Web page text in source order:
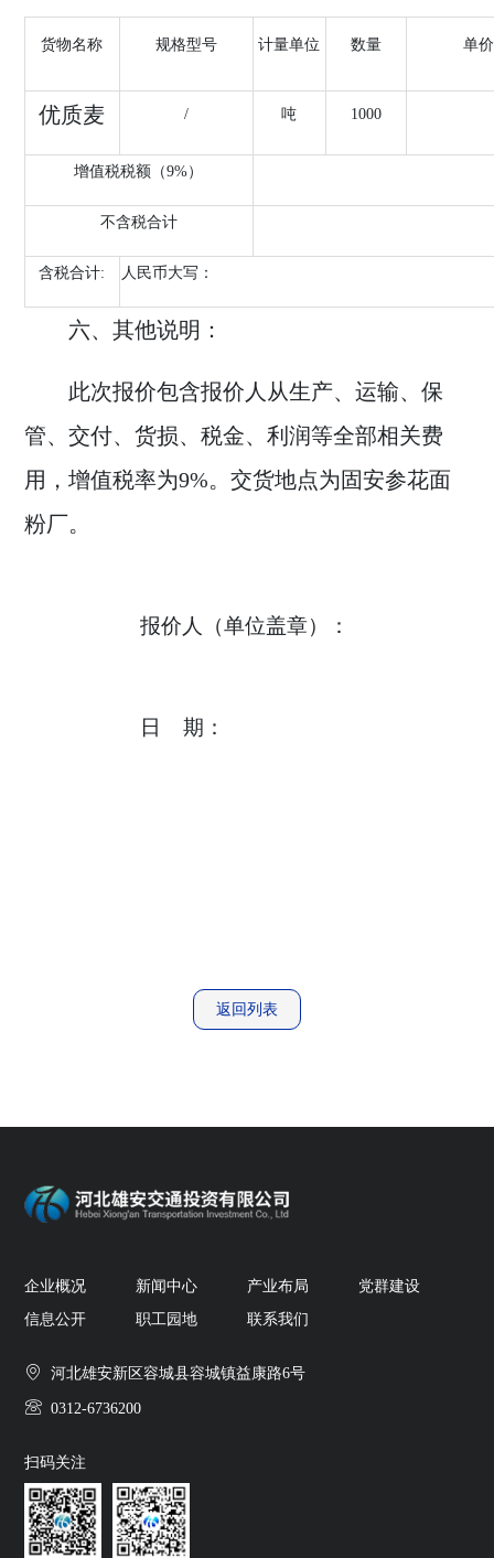
货物名称 规格型号 计量单位 数量 单价
优质麦 / 吨 1000
增值税税额（9%）
不含税合计
含税合计: 人民币大写：
六、其他说明：
此次报价包含报价人从生产、运输、保
管、交付、货损、税金、利润等全部相关费
用，增值税率为9%。交货地点为固安参花面
粉厂。
报价人（单位盖章）：
日 期：
返回列表
企业概况 新闻中心 产业布局
党群建设
信息公开
职工园地 联系我们
河北雄安新区容城县容城镇益康路6号
0312-6736200
扫码关注